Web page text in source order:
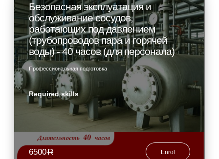
Безопасная эксплуатация и
обслуживание сосудов,
работающих под давлением
(трубопроводов пара и горячей
воды) - 40 часов (для персонала)
Профессиональная подготовка
Required skills
6500R Enrol